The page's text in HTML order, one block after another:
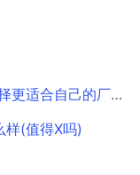
适合自己的厂家)
样(值得X吗)